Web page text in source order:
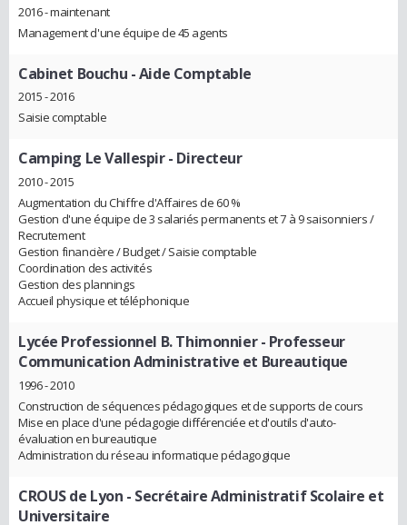
2016 - maintenant
Management d'une équipe de 45 agents
Cabinet Bouchu - Aide Comptable
2015 - 2016
Saisie comptable
Camping Le Vallespir- Directeur
2010 - 2015
Augmentation du Chiffre d'Affaires de 60 %
Gestion d'une équipe de 3 salariés permanents et 7 à 9 saisonniers /
Recrutement
Gestion financière / Budget / Saisie comptable
Coordination des activités
Gestion des plannings
Accueil physique et téléphonique
Lycée Professionnel B. Thimonnier- Professeur
Communication Administrative et Bureautique
1996 - 2010
Construction de séquences pédagogiques et de supports de cours
Mise en place d'une pédagogie différenciée et d'outils d'auto-
évaluation en bureautique
Administration du réseau informatique pédagogique
CROUS de Lyon - Secrétaire Administratif Scolaire et
Universitaire